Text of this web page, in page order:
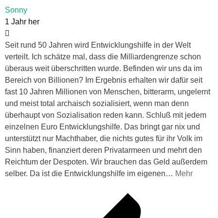
Sonny
1 Jahr her
Seit rund 50 Jahren wird Entwicklungshilfe in der Welt
verteilt. Ich schätze mal, dass die Milliardengrenze schon
überaus weit überschritten wurde. Befinden wir uns da im
Bereich von Billionen? Im Ergebnis erhalten wir dafür seit
fast 10 Jahren Millionen von Menschen, bitterarm, ungelernt
und meist total archaisch sozialisiert, wenn man denn
überhaupt von Sozialisation reden kann. Schluß mit jedem
einzelnen Euro Entwicklungshilfe. Das bringt gar nix und
unterstützt nur Machthaber, die nichts gutes für ihr Volk im
Sinn haben, finanziert deren Privatarmeen und mehrt den
Reichtum der Despoten. Wir brauchen das Geld außerdem
selber. Da ist die Entwicklungshilfe im eigenen… Mehr